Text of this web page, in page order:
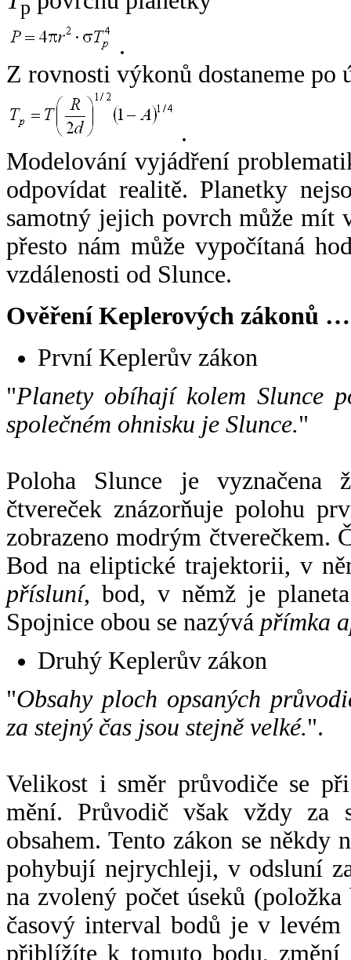
p
.
Z rovnosti výkonů dostaneme po
.
Modelování vyjádření
odpovídat realitě. Planetky
samotný jejich povrch může mít
přesto nám může vypočítaná
vzdálenosti od Slunce.
Ověření Keplerových zákonů …
První Keplerův zákon
"Planety obíhají kolem Slunce
společném ohnisku je Slunce."
Poloha Slunce je vyznačena
čtvereček znázorňuje polohu
zobrazeno modrým čtverečkem.
Bod na eliptické trajektorii, v
přísluní, bod, v němž je
Spojnice obou se nazývá přímka
Druhý Keplerův zákon
"Obsahy ploch opsaných
za stejný čas jsou stejně velké.".
Velikost i směr průvodiče se
mění. Průvodič však vždy za
obsahem. Tento zákon se někdy
pohybují nejrychleji, v odsluní
na zvolený počet úseků
časový interval bodů je v
přiblížíte k tomuto bodu,